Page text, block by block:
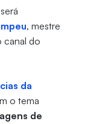
, mestre
canal do
da
o tema
de